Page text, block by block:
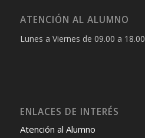
ATENCIÓN AL ALUMNO
Lunes a Viernes de 09.00 a 18.00
ENLACES DE INTERÉS
Atención al Alumno